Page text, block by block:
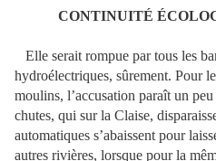
CONTINUITÉ
Elle serait rompue par tous les
hydroélectriques, sûrement. Pour
moulins, l’accusation paraît un
chutes, qui sur la Claise,
automatiques s’abaissent pour
autres rivières, lorsque pour la